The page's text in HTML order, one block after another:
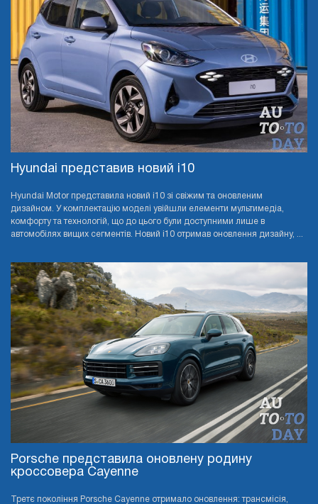
Hyundai представив новий i10
Hyundai Motor представила новий i10 зі свіжим та оновленим
дизайном. У комплектацію моделі увійшли елементи мультимедіа,
комфорту та технологій, що до цього були доступними лише в
автомобілях вищих сегментів. Новий i10 отримав оновлення дизайну, ...
Porsche представила оновлену родину
кроссовера Cayenne
Третє покоління Porsche Cayenne отримало оновлення: трансмісія,